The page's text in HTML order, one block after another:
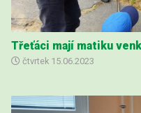
Třeťáci mají matiku
čtvrtek 15.06.2023